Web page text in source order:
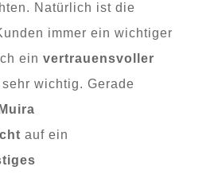
Natürlich ist die
immer ein wichtiger
ein vertrauensvoller
wichtig. Gerade
auf ein